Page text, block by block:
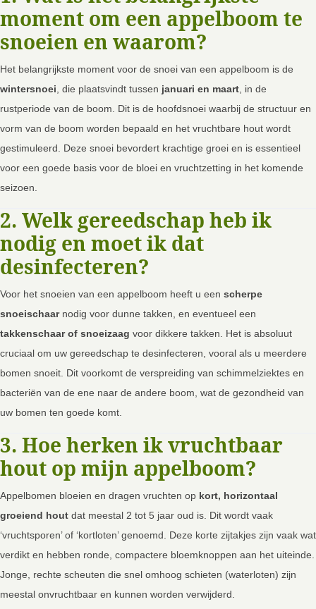
moment om een appelboom te
snoeien en waarom?
Het belangrijkste moment voor de snoei van een appelboom is de
wintersnoei , die plaatsvindt tussen januari en maart , in de
rustperiode van de boom. Dit is de hoofdsnoei waarbij de structuur en
vorm van de boom worden bepaald en het vruchtbare hout wordt
gestimuleerd. Deze snoei bevordert krachtige groei en is essentieel
voor een goede basis voor de bloei en vruchtzetting in het komende
seizoen.
2. Welk gereedschap heb ik
nodig en moet ik dat
desinfecteren?
Voor het snoeien van een appelboom heeft u een scherpe
snoeischaarnodig voor dunne takken, en eventueel een
takkenschaar of snoeizaag voor dikkere takken. Het is absoluut
cruciaal om uw gereedschap te desinfecteren, vooral als u meerdere
bomen snoeit. Dit voorkomt de verspreiding van schimmelziektes en
bacteriën van de ene naar de andere boom, wat de gezondheid van
uw bomen ten goede komt.
3. Hoe herken ik vruchtbaar
hout op mijn appelboom?
Appelbomen bloeien en dragen vruchten op kort, horizontaal
groeiend hout dat meestal 2 tot 5 jaar oud is. Dit wordt vaak
‘vruchtsporen’ of ‘kortloten’ genoemd. Deze korte zijtakjes zijn vaak wat
verdikt en hebben ronde, compactere bloemknoppen aan het uiteinde.
Jonge, rechte scheuten die snel omhoog schieten (waterloten) zijn
meestal onvruchtbaar en kunnen worden verwijderd.